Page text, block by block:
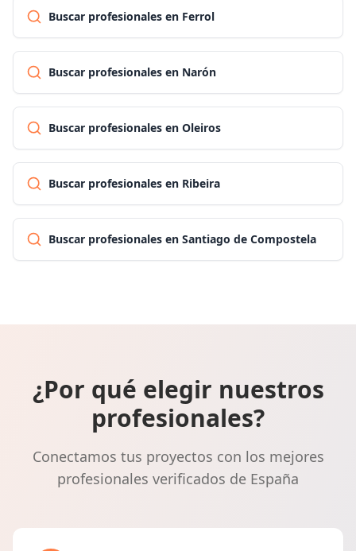
Buscar profesionales en Ferrol
Buscar profesionales en Narón
Buscar profesionales en Oleiros
Buscar profesionales en Ribeira
Buscar profesionales en Santiago de Compostela
¿Por qué elegir nuestros
profesionales?
Conectamos tus proyectos con los mejores
profesionales verificados de España